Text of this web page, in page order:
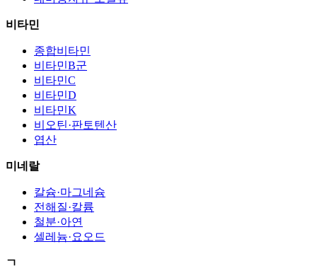
비타민
종합비타민
비타민B군
비타민C
비타민D
비타민K
비오틴·판토텐산
엽산
미네랄
칼슘·마그네슘
전해질·칼륨
철분·아연
셀레늄·요오드
ㄱ